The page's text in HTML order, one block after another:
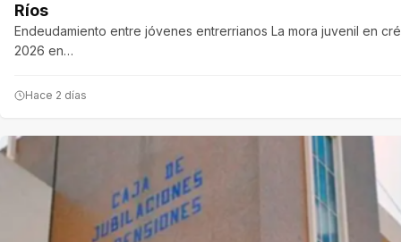
Ríos
Endeudamiento entre jóvenes entrerrianos La mora juvenil en
2026 en…
Hace 2 días